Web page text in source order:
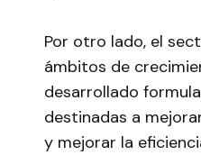
Por otro lado, el
ámbitos de
desarrollado
destinadas a
y mejorar la